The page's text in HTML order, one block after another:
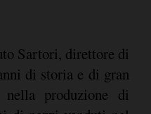
Sartori, direttore di
di storia e di gran
produzione di